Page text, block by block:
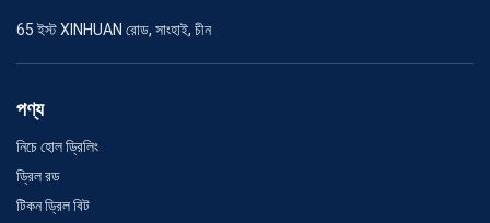
65 ইস্ট XINHUAN রোড, সাংহাই, চীন
পণ্য
নিচে হোল ড্রিলিং
ড্রিল রড
টিকন ড্রিল বিট